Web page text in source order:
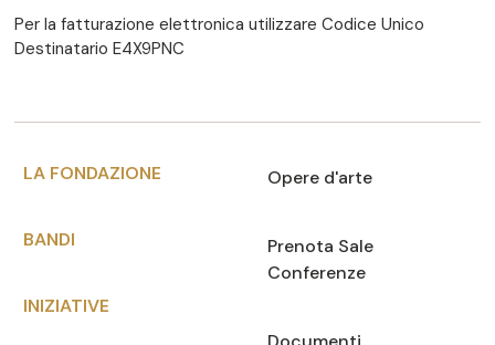
Per la fatturazione elettronica utilizzare Codice Unico
Destinatario E4X9PNC
LA FONDAZIONE
BANDI
INIZIATIVE
Opere d'arte
Prenota Sale
Conferenze